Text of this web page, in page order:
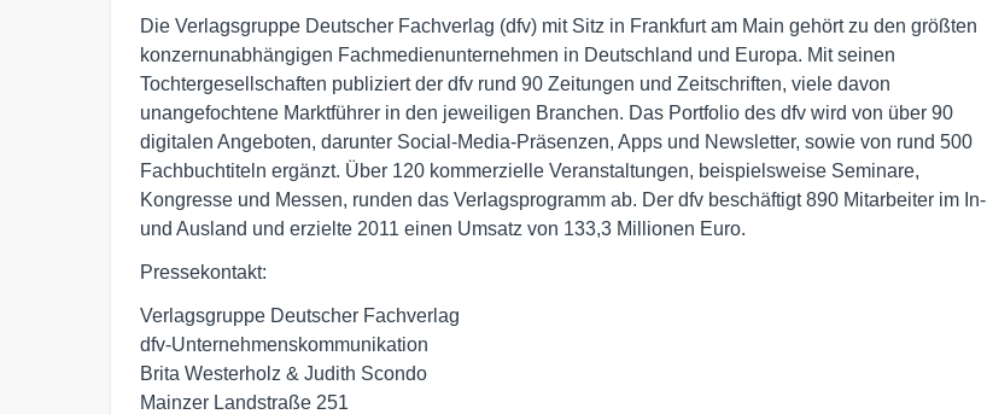
Die Verlagsgruppe Deutscher Fachverlag (dfv) mit Sitz in Frankfurt am Main gehört zu den größten
konzernunabhängigen Fachmedienunternehmen in Deutschland und Europa. Mit seinen
Tochtergesellschaften publiziert der dfv rund 90 Zeitungen und Zeitschriften, viele davon
unangefochtene Marktführer in den jeweiligen Branchen. Das Portfolio des dfv wird von über 90
digitalen Angeboten, darunter Social-Media-Präsenzen, Apps und Newsletter, sowie von rund 500
Fachbuchtiteln ergänzt. Über 120 kommerzielle Veranstaltungen, beispielsweise Seminare,
Kongresse und Messen, runden das Verlagsprogramm ab. Der dfv beschäftigt 890 Mitarbeiter im In-
und Ausland und erzielte 2011 einen Umsatz von 133,3 Millionen Euro.
Pressekontakt:
Verlagsgruppe Deutscher Fachverlag
dfv-Unternehmenskommunikation
Brita Westerholz & Judith Scondo
Mainzer Landstraße 251